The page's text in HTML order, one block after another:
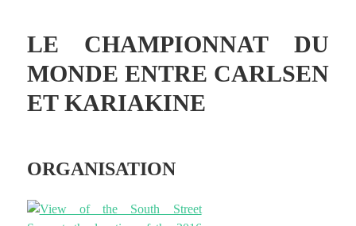
LE CHAMPIONNAT DU
MONDE ENTRE CARLSEN
ET KARIAKINE
ORGANISATION